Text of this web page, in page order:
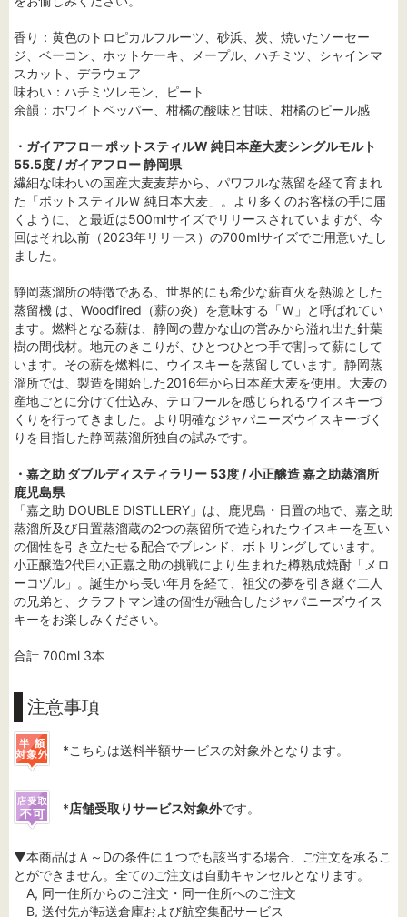
香り：黄色のトロピカルフルーツ、砂浜、炭、焼いたソーセー
ジ、ベーコン、ホットケーキ、メープル、ハチミツ、シャインマ
スカット、デラウェア
味わい：ハチミツレモン、ピート
余韻：ホワイトペッパー、柑橘の酸味と甘味、柑橘のピール感
・ガイアフロー ポットスティルW 純日本産大麦シングルモルト
55.5度 / ガイアフロー 静岡県
繊細な味わいの国産大麦麦芽から、パワフルな蒸留を経て育まれ
た「ポットスティルＷ 純日本大麦」。より多くのお客様の手に届
くように、と最近は500mlサイズでリリースされていますが、今
回はそれ以前（2023年リリース）の700mlサイズでご用意いたし
ました。
静岡蒸溜所の特徴である、世界的にも希少な薪直火を熱源とした
蒸留機 は、Woodfired（薪の炎）を意味する「Ｗ」と呼ばれてい
ます。燃料となる薪は、静岡の豊かな山の営みから溢れ出た針葉
樹の間伐材。地元のきこりが、ひとつひとつ手で割って薪にして
います。その薪を燃料に、ウイスキーを蒸留しています。静岡蒸
溜所では、製造を開始した2016年から日本産大麦を使用。大麦の
産地ごとに分けて仕込み、テロワールを感じられるウイスキーづ
くりを行ってきました。より明確なジャパニーズウイスキーづく
りを目指した静岡蒸溜所独自の試みです。
・嘉之助 ダブルディスティラリー 53度 / 小正醸造 嘉之助蒸溜所
鹿児島県
「嘉之助 DOUBLE DISTLLERY」は、鹿児島・日置の地で、嘉之助
蒸溜所及び日置蒸溜蔵の2つの蒸留所で造られたウイスキーを互い
の個性を引き立たせる配合でブレンド、ボトリングしています。
小正醸造2代目小正嘉之助の挑戦により生まれた樽熟成焼酎「メロ
ーコヅル」。誕生から長い年月を経て、祖父の夢を引き継ぐ二人
の兄弟と、クラフトマン達の個性が融合したジャパニーズウイス
キーをお楽しみください。
合計 700ml 3本
注意事項
*こちらは送料半額サービスの対象外となります。
*店舗受取りサービス対象外です。
▼本商品はＡ～Dの条件に１つでも該当する場合、ご注文を承るこ
とができません。全てのご注文は自動キャンセルとなります。
A, 同一住所からのご注文・同一住所へのご注文
B, 送付先が転送倉庫および航空集配サービス